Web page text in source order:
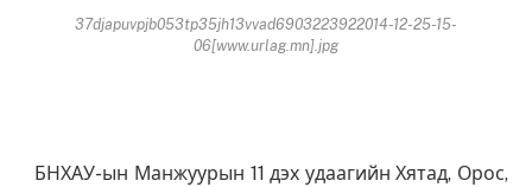
37djapuvpjb053tp35jh13vvad6903223922014-12-25-15-
06[www.urlag.mn].jpg
БНХАУ-ын Манжуурын 11 дэх удаагийн Хятад, Орос,